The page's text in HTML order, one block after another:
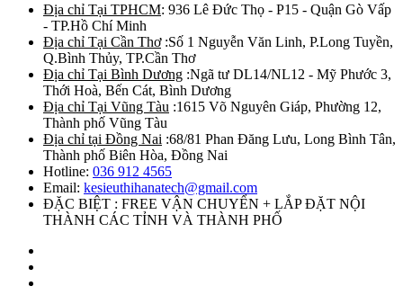
Địa chỉ Tại TPHCM: 936 Lê Đức Thọ - P15 - Quận Gò Vấp
- TP.Hồ Chí Minh
Địa chỉ Tại Cần Thơ:Số 1 Nguyễn Văn Linh, P.Long Tuyền,
Q.Bình Thủy, TP.Cần Thơ
Địa chỉ Tại Bình Dương :Ngã tư DL14/NL12 - Mỹ Phước 3,
Thới Hoà, Bến Cát, Bình Dương
Địa chỉ Tại Vũng Tàu :1615 Võ Nguyên Giáp, Phường 12,
Thành phố Vũng Tàu
Địa chỉ tại Đồng Nai :68/81 Phan Đăng Lưu, Long Bình Tân,
Thành phố Biên Hòa, Đồng Nai
Hotline: 036 912 4565
Email: kesieuthihanatech@gmail.com
ĐẶC BIỆT : FREE VẬN CHUYỂN + LẮP ĐẶT NỘI
THÀNH CÁC TỈNH VÀ THÀNH PHỐ